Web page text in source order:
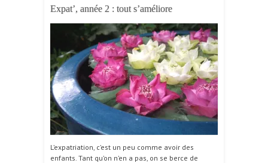
Expat’, année 2 : tout s’améliore
L’expatriation, c’est un peu comme avoir des
enfants. Tant qu’on n’en a pas, on se berce de